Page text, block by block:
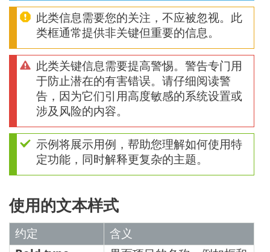
此类信息需要您的关注，不应被忽视。此
类框通常提供非关键但重要的信息。
此类关键信息需要提高警惕。警告专门用
于防止潜在的有害错误。请仔细阅读警
告，因为它们引用高度敏感的系统设置或
涉及风险的内容。
示例将展示用例，帮助您理解如何使用特
定功能，同时解释更复杂的主题。
使用的文本样式
约定
含义